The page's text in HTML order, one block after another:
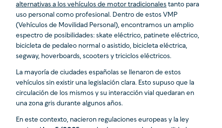
alternativas a los vehículos de motor tradicionales tanto para
uso personal como profesional. Dentro de estos VMP
(Vehículos de Movilidad Personal), encontramos un amplio
espectro de posibilidades: skate eléctrico, patinete eléctrico,
bicicleta de pedaleo normal o asistido, bicicleta eléctrica,
segway, hoverboards, scooters y triciclos eléctricos.
La mayoría de ciudades españolas se llenaron de estos
vehículos sin existir una legislación clara. Esto supuso que la
circulación de los mismos y su interacción vial quedaran en
una zona gris durante algunos años.
En este contexto, nacieron regulaciones europeas y la ley